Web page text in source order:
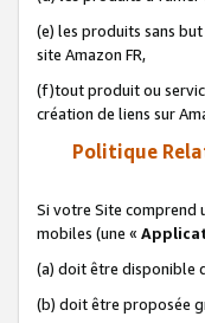
(e) les produits sans
site Amazon FR,
(f)tout produit ou
création de liens sur
Politique
Si votre Site comprend
mobiles (une «
(a) doit être disponible
(b) doit être proposée